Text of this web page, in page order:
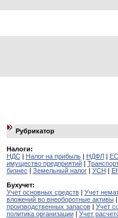
Рубрикатор
Налоги:
НДС| Налог на прибыль| НДФЛ|
имущество предприятий|
бизнес | Земельный налог| УСН |
Бухучет:
Учет основных средств| Учет
вложений во внеоборотные активы|
производственных запасов| Учет
политика организации| Учет